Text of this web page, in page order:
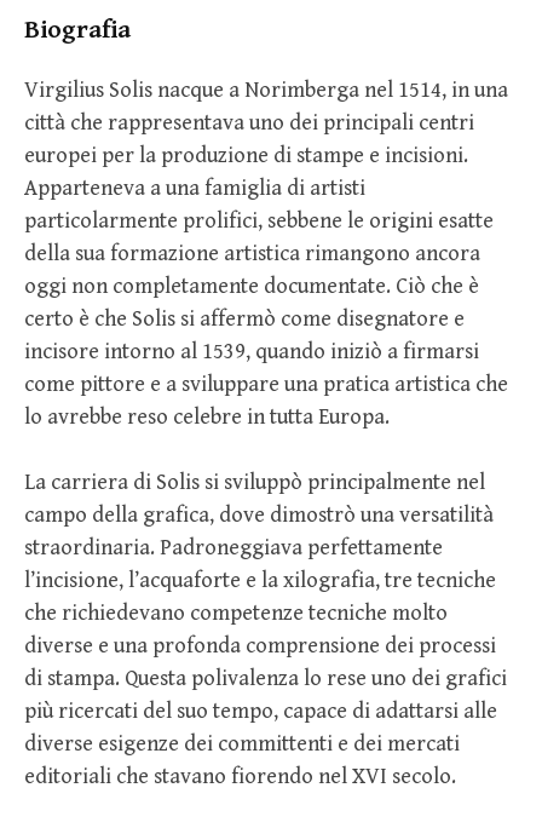
Biografia
Virgilius Solis nacque a Norimberga nel 1514, in una
città che rappresentava uno dei principali centri
europei per la produzione di stampe e incisioni.
Apparteneva a una famiglia di artisti
particolarmente prolifici, sebbene le origini esatte
della sua formazione artistica rimangono ancora
oggi non completamente documentate. Ciò che è
certo è che Solis si affermò come disegnatore e
incisore intorno al 1539, quando iniziò a firmarsi
come pittore e a sviluppare una pratica artistica che
lo avrebbe reso celebre in tutta Europa.
La carriera di Solis si sviluppò principalmente nel
campo della grafica, dove dimostrò una versatilità
straordinaria. Padroneggiava perfettamente
l’incisione, l’acquaforte e la xilografia, tre tecniche
che richiedevano competenze tecniche molto
diverse e una profonda comprensione dei processi
di stampa. Questa polivalenza lo rese uno dei grafici
più ricercati del suo tempo, capace di adattarsi alle
diverse esigenze dei committenti e dei mercati
editoriali che stavano fiorendo nel XVI secolo.